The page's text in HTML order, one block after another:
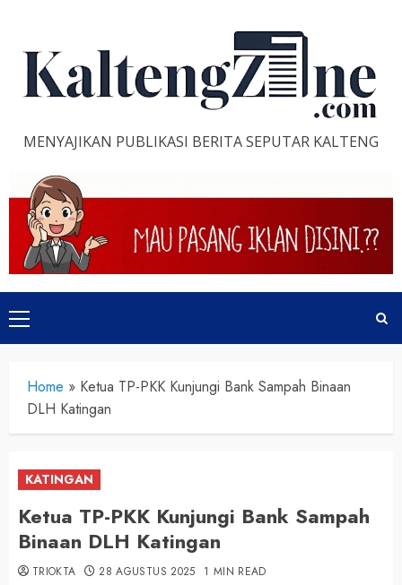
content
MENYAJIKAN PUBLIKASI BERITA SEPUTAR KALTENG
Primary
Menu
Home » Ketua TP-PKK Kunjungi Bank Sampah Binaan
DLH Katingan
KATINGAN
Ketua TP-PKK Kunjungi Bank Sampah
Binaan DLH Katingan
TRIOKTA 28 AGUSTUS 2025 1 MIN READ